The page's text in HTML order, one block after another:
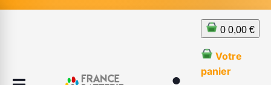
0 0,00 €
Votre
panier